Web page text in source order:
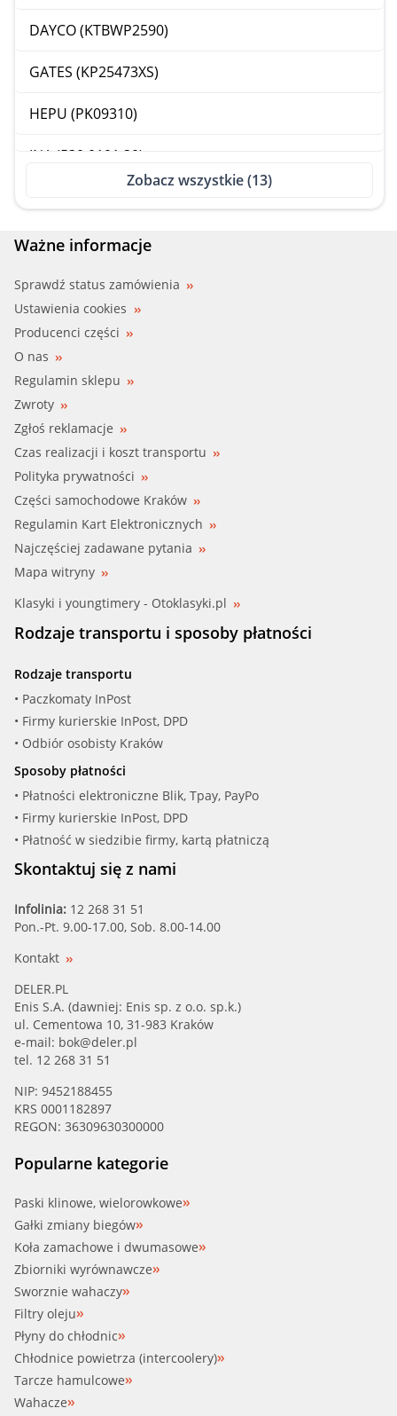
DAYCO (KTBWP2590)
GATES (KP25473XS)
HEPU (PK09310)
INA (530 0191 30)
RUV (55622)
RUV (65515)
SKF (VKMC 06005)
SNR (KDP455.410)
Zobacz wszystkie (13)
Ważne informacje
Sprawdź status zamówienia
Ustawienia cookies
Producenci części
O nas
Regulamin sklepu
Zwroty
Zgłoś reklamacje
Czas realizacji i koszt transportu
Polityka prywatności
Części samochodowe Kraków
Regulamin Kart Elektronicznych
Najczęściej zadawane pytania
Mapa witryny
Klasyki i youngtimery - Otoklasyki.pl
Rodzaje transportu i sposoby płatności
Rodzaje transportu
• Paczkomaty InPost
• Firmy kurierskie InPost, DPD
• Odbiór osobisty Kraków
Sposoby płatności
• Płatności elektroniczne Blik, Tpay, PayPo
• Firmy kurierskie InPost, DPD
• Płatność w siedzibie firmy, kartą płatniczą
Skontaktuj się z nami
Infolinia: 12 268 31 51
Pon.-Pt. 9.00-17.00, Sob. 8.00-14.00
Kontakt
DELER.PL
Enis S.A. (dawniej: Enis sp. z o.o. sp.k.)
ul. Cementowa 10, 31-983 Kraków
e-mail: bok@deler.pl
tel. 12 268 31 51
NIP: 9452188455
KRS 0001182897
REGON: 36309630300000
Popularne kategorie
Paski klinowe, wielorowkowe
Gałki zmiany biegów
Koła zamachowe i dwumasowe
Zbiorniki wyrównawcze
Sworznie wahaczy
Filtry oleju
Płyny do chłodnic
Chłodnice powietrza (intercoolery)
Tarcze hamulcowe
Wahacze